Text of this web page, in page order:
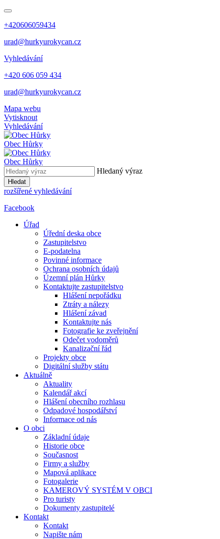
+420606059434
urad@hurkyurokycan.cz
Vyhledávání
+420 606 059 434
urad@hurkyurokycan.cz
Mapa webu
Vytisknout
Vyhledávání
Obec Hůrky
Obec Hůrky
Hledaný výraz
Hledat
rozšířené vyhledávání
Facebook
Úřad
Úřední deska obce
Zastupitelstvo
E-podatelna
Povinné informace
Ochrana osobních údajů
Územní plán Hůrky
Kontaktujte zastupitelstvo
Hlášení nepořádku
Ztráty a nálezy
Hlášení závad
Kontaktujte nás
Fotografie ke zveřejnění
Odečet vodoměrů
Kanalizační řád
Projekty obce
Digitální služby státu
Aktuálně
Aktuality
Kalendář akcí
Hlášení obecního rozhlasu
Odpadové hospodářství
Informace od nás
O obci
Základní údaje
Historie obce
Současnost
Firmy a služby
Mapová aplikace
Fotogalerie
KAMEROVÝ SYSTÉM V OBCI
Pro turisty
Dokumenty zastupitelé
Kontakt
Kontakt
Napište nám